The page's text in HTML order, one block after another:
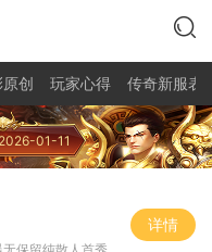
创 玩家心得 传奇新服表
01-11
详情